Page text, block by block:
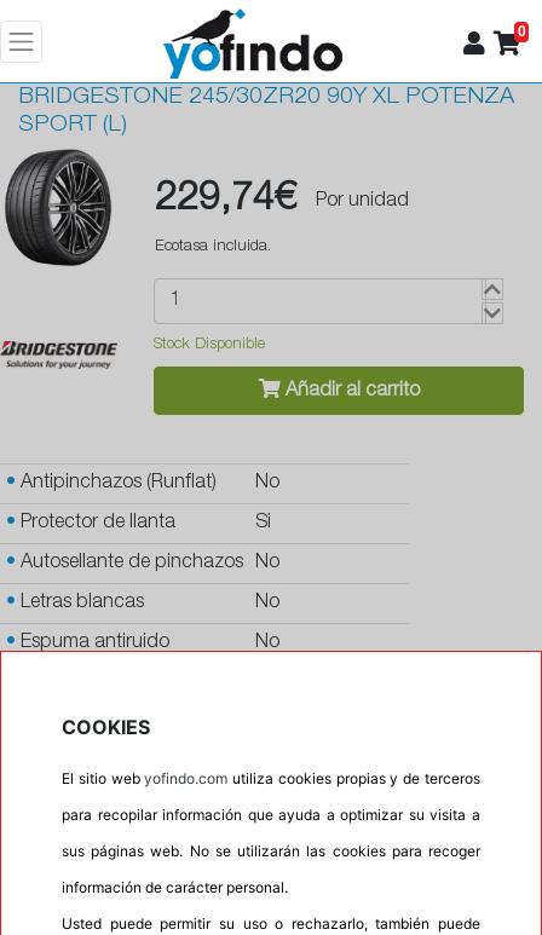
0
BRIDGESTONE 245/30ZR20 90Y XL POTENZA
SPORT (L)
229,74€ Por unidad
Ecotasa incluida.
Stock Disponible
Añadir al carrito
• Antipinchazos (Runflat) No
• Protector de llanta Si
• Autosellante de pinchazos No
• Letras blancas No
• Espuma antiruido No
Banda blanca
P.O.R. No
Oportunidad No
Homologación LAMBORGHINI
COOKIES
El sitio webyofindo.com utiliza cookies propias y de terceros
para recopilar información que ayuda a optimizar su visita a
sus páginas web. No se utilizarán las cookies para recoger
información de carácter personal.
Usted puede permitir su uso o rechazarlo, también puede